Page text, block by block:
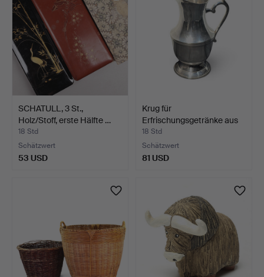
SCHATULL, 3 St.,
Holz/Stoff, erste Hälfte …
18 Std
Schätzwert
53 USD
Krug für
Erfrischungsgetränke aus
versilbe…
18 Std
Schätzwert
81 USD